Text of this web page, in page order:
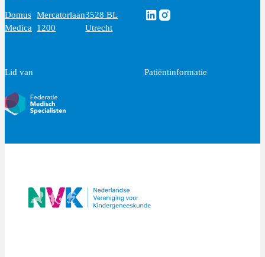
Domus
Medica
Mercatorlaan
1200
3528 BL
Utrecht
Volg ons via Linkedin
Volg ons via Instagram
Lid van Patiëntinformatie